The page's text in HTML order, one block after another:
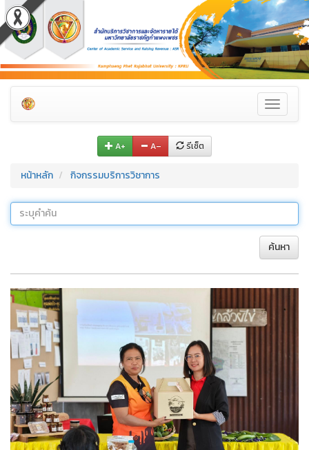
Toggle
A+ A– รีเซ็ต
หน้าหลัก กิจกรรมบริการวิชาการ
ค้นหา